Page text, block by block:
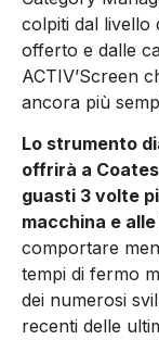
colpiti dal livello
offerto e dalle
ACTIV’Screen
ancora più
Lo strumento
offrirà a
guasti 3 volte
macchina e
comportare
tempi di fermo
dei numerosi
recenti delle